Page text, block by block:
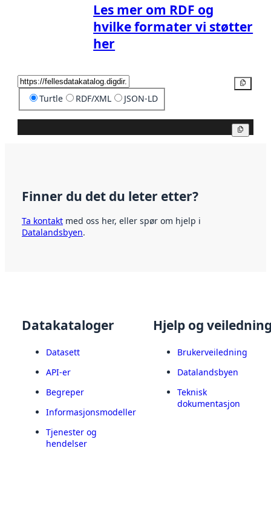
Les mer om RDF og
hvilke formater vi støtter
her
Turtle RDF/XML JSON-LD
Finner du det du leter etter?
Ta kontakt med oss her, eller spør om hjelp i
Datalandsbyen.
Datakataloger
Datasett
API-er
Begreper
Informasjonsmodeller
Tjenester og
hendelser
Hjelp og
Brukerveiledning
Datalandsbyen
Teknisk
dokumentasjon